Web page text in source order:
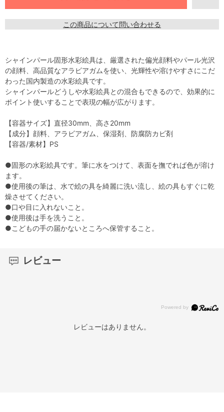
この商品について問い合わせる
シャインパール固形水彩絵具は、厳選された偏光顔料やパール光沢
の顔料、高品質なアラビアガムを使い、光輝性や溶けやすさにこだ
わった国内製造の水彩絵具です。
シャインパールどうしや水彩絵具との混合もできるので、効果的に
ポイント使いすることで表現の幅が広がります。
【容器サイズ】直径30mm、高さ20mm
【成分】顔料、アラビアガム、保湿剤、防腐防カビ剤
【容器/素材】PS
●固形の水彩絵具です。筆に水をつけて、表面を撫でれば色が溶け
ます。
●使用後の筆は、水で絵の具を綺麗に洗い流し、絵の具もすぐに乾
燥させてください。
●口や目に入れないこと。
●使用後は手を洗うこと。
●こどもの手の届かないところへ保管すること。
レビュー
レビューはありません。